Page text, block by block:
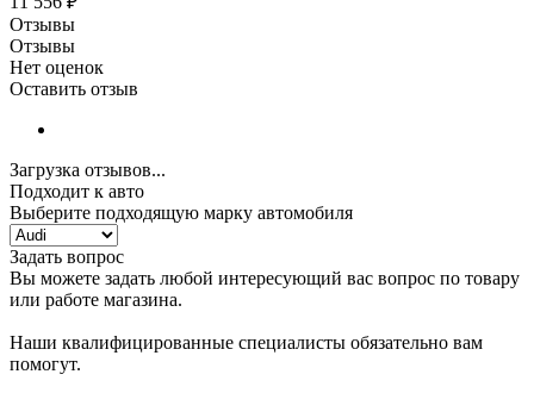
Отзывы
Отзывы
Нет оценок
Оставить отзыв
Загрузка отзывов...
Подходит к авто
Выберите подходящую марку автомобиля
Задать вопрос
Вы можете задать любой интересующий вас вопрос по товару
или работе магазина.
Наши квалифицированные специалисты обязательно вам
помогут.